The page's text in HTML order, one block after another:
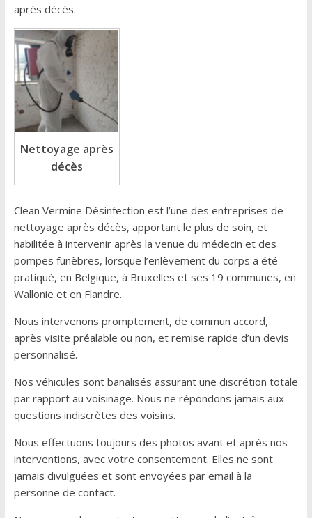
après décès.
Nettoyage après
décès
Clean Vermine Désinfection est l’une des entreprises de
nettoyage après décès, apportant le plus de soin, et
habilitée à intervenir après la venue du médecin et des
pompes funèbres, lorsque l’enlèvement du corps a été
pratiqué, en Belgique, à Bruxelles et ses 19 communes, en
Wallonie et en Flandre.
Nous intervenons promptement, de commun accord,
après visite préalable ou non, et remise rapide d’un devis
personnalisé.
Nos véhicules sont banalisés assurant une discrétion totale
par rapport au voisinage. Nous ne répondons jamais aux
questions indiscrètes des voisins.
Nous effectuons toujours des photos avant et après nos
interventions, avec votre consentement. Elles ne sont
jamais divulguées et sont envoyées par email à la
personne de contact.